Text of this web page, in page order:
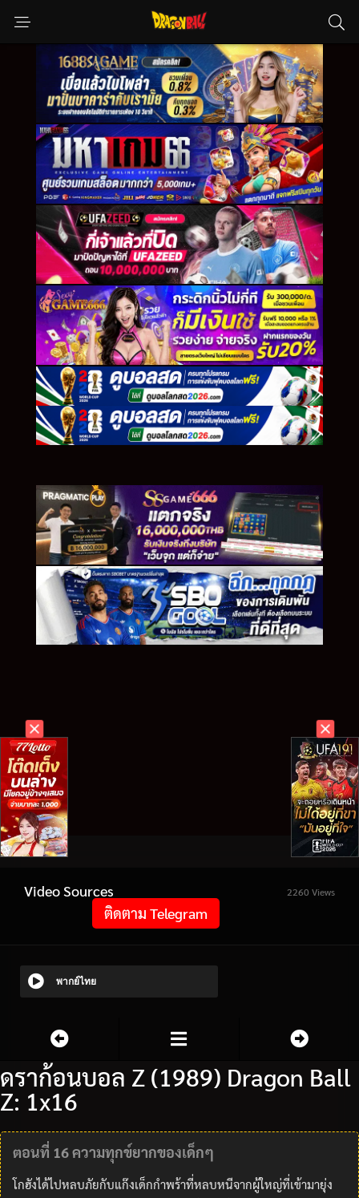
Video Sources 2260 Views
ติดตาม Telegram
พากย์ไทย
ดราก้อนบอล Z (1989) Dragon Ball
Z: 1x16
ตอนที่ 16 ความทุกข์ยากของเด็กๆ
โกฮังได้ไปหลบภัยกับแก๊งเด็กกำพร้าที่หลบหนีจากผู้ใหญ่ที่เข้ามายุ่ง